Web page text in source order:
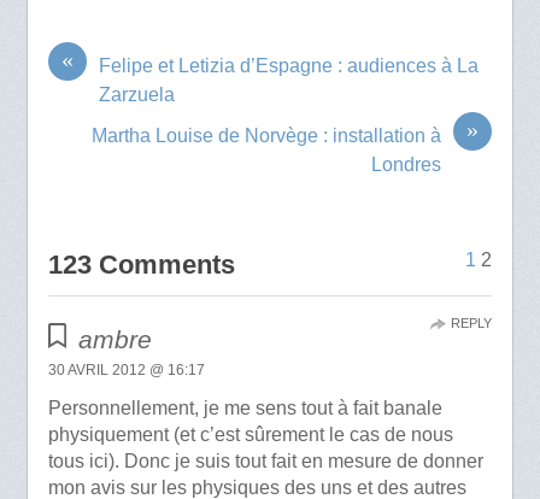
«
Felipe et Letizia d’Espagne : audiences à La
Zarzuela
»
Martha Louise de Norvège : installation à
Londres
123 Comments 1 2
ambre
30 AVRIL 2012 @ 16:17
Personnellement, je me sens tout à fait banale
physiquement (et c’est sûrement le cas de nous
tous ici). Donc je suis tout fait en mesure de donner
mon avis sur les physiques des uns et des autres
REPLY